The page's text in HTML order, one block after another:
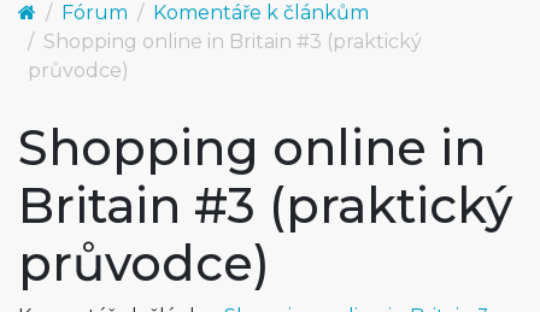
Fórum
Komentáře k článkům
Shopping online in Britain #3 (praktický
průvodce)
Shopping online in
Britain #3 (praktický
průvodce)